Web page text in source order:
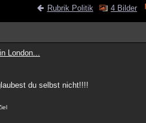
Rubrik Politik 4 Bilder
London...
du selbst nicht!!!!